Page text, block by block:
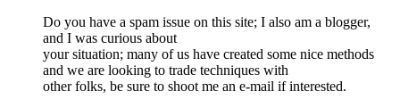
Do you have a spam issue on this site; I also am a blogger,
and I was curious about
your situation; many of us have created some nice methods
and we are looking to trade techniques with
other folks, be sure to shoot me an e-mail if interested.